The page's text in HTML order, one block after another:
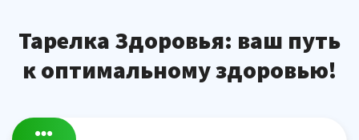
содержимому
Тарелка Здоровья: ваш путь
к оптимальному здоровью!